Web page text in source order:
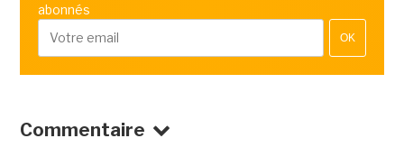
abonnés
OK
Commentaire